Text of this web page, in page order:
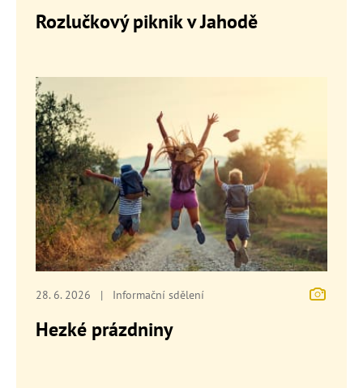
Rozlučkový piknik v Jahodě
28. 6. 2026 | Informační sdělení
Hezké prázdniny